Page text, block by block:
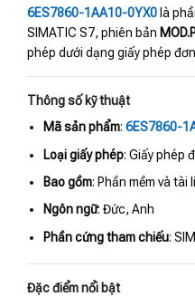
6ES7860-1AA10-0YX0 là
SIMATIC S7, phiên bản
phép dưới dạng giấy phép
Thông số kỹ thuật
Mã sản phẩm: 6ES7860-
Loại giấy phép: Giấy phép
Bao gồm: Phần mềm và tài
Ngôn ngữ: Đức, Anh
Phần cứng tham chiếu:
Đặc điểm nổi bật